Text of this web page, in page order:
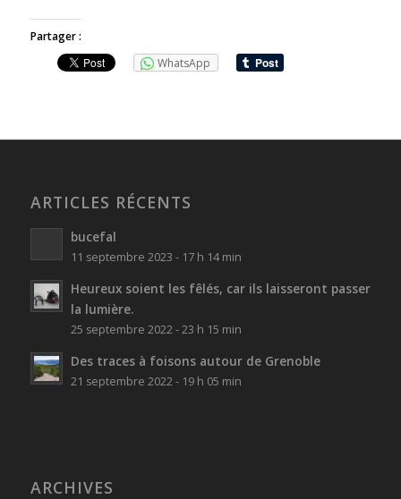
Partager :
WhatsApp
ARTICLES RÉCENTS
bucefal
11 septembre 2023 - 17 h 14 min
Heureux soient les fêlés, car ils laisseront passer
la lumière.
25 septembre 2022 - 23 h 15 min
Des traces à foisons autour de Grenoble
21 septembre 2022 - 19 h 05 min
ARCHIVES